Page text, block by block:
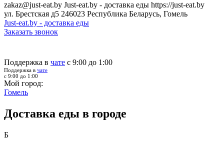
zakaz@just-eat.by Just-eat.by - доставка еды https://just-eat.by
ул. Брестская д5 246023 Республика Беларусь, Гомель
Just-eat.by - доставка еды
Заказать звонок
Поддержка в чате с 9:00 до 1:00
Поддержка в чате
с 9:00 до 1:00
Мой город:
Гомель
Доставка еды в городе
Б